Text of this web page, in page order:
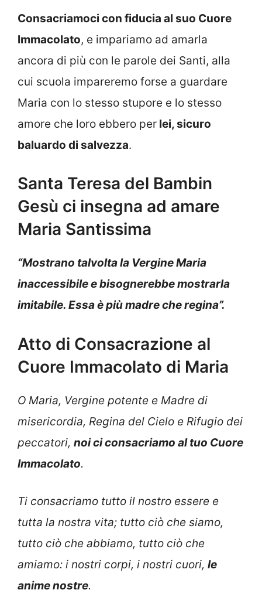
Consacriamoci con fiducia al suo Cuore
Immacolato, e impariamo ad amarla
ancora di più con le parole dei Santi, alla
cui scuola impareremo forse a guardare
Maria con lo stesso stupore e lo stesso
amore che loro ebbero per lei, sicuro
baluardo di salvezza.
Santa Teresa del Bambin
Gesù ci insegna ad amare
Maria Santissima
“Mostrano talvolta la Vergine Maria
inaccessibile e bisognerebbe mostrarla
imitabile. Essa è più madre che regina”.
Atto di Consacrazione al
Cuore Immacolato di Maria
O Maria, Vergine potente e Madre di
misericordia, Regina del Cielo e Rifugio dei
peccatori, noi ci consacriamo al tuo Cuore
Immacolato.
Ti consacriamo tutto il nostro essere e
tutta la nostra vita; tutto ciò che siamo,
tutto ciò che abbiamo, tutto ciò che
amiamo: i nostri corpi, i nostri cuori, le
anime nostre.